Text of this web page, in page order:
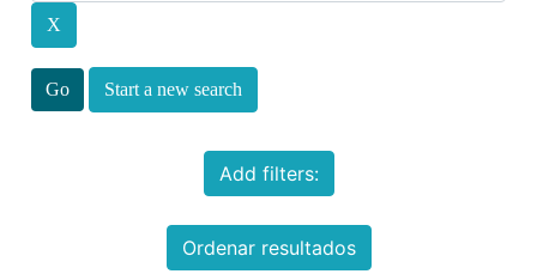
Start a new search
Add filters:
Ordenar resultados